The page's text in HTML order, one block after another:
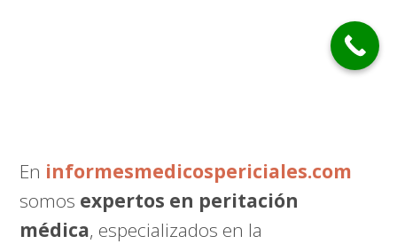
En informesmedicospericiales.com
somos expertos en peritación
médica, especializados en la